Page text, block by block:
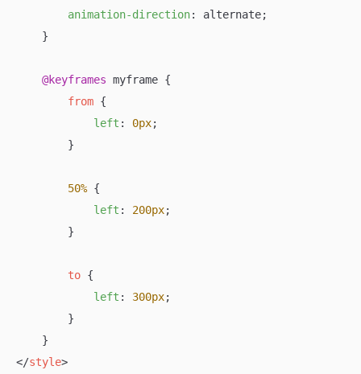
animation-direction: alternate;
    }
@keyframes myframe {
from {
left : 0px;
        }
50% {
left : 200px;
        }
to {
left : 300px;
        }
</style>